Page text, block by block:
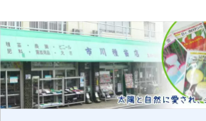
ホーム
ら
お勧め商品 お